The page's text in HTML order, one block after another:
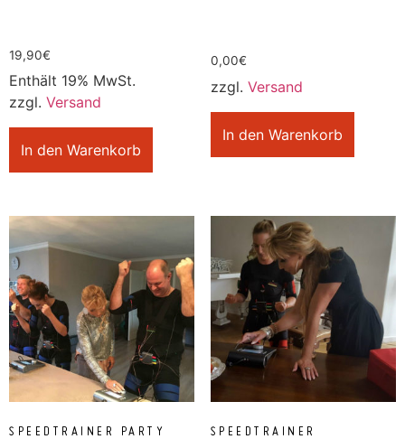
19,90€
Enthält 19% MwSt.
zzgl. Versand
In den Warenkorb
0,00€
zzgl. Versand
In den Warenkorb
SPEEDTRAINER PARTY
SPEEDTRAINER